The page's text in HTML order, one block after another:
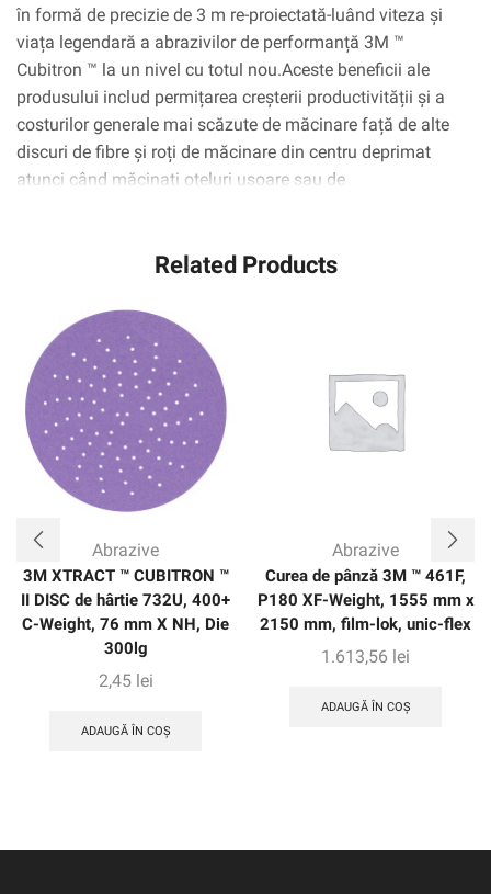
în formă de precizie de 3 m re-proiectată-luând viteza și
viața legendară a abrazivilor de performanță 3M ™
Cubitron ™ la un nivel cu totul nou.Aceste beneficii ale
produsului includ permițarea creșterii productivității și a
costurilor generale mai scăzute de măcinare față de alte
discuri de fibre și roți de măcinare din centru deprimat
atunci când măcinați oțeluri ușoare sau de
II 982C, 36+, acest disc de fibre de lungă durată are o rată
într-o gamă largă de presiuni de aplicație.În plus, acest
disc este conceput pentru a ajuta la reducerea expunerii la
vibrațiile de mână de mână, la creșterea debitului și la
completarea mai multor părți pe disc atunci când se
abordează aplicații de măcinare medie-presiune.
Related Products
Abrazive
3M XTRACT ™ CUBITRON ™
II DISC de hârtie 732U, 400+
C-Weight, 76 mm X NH, Die
300lg
2,45 lei
ADAUGĂ ÎN COȘ
Abrazive
Curea de pânză 3M ™ 461F,
P180 XF-Weight, 1555 mm x
2150 mm, film-lok, unic-flex
1.613,56 lei
ADAUGĂ ÎN COȘ